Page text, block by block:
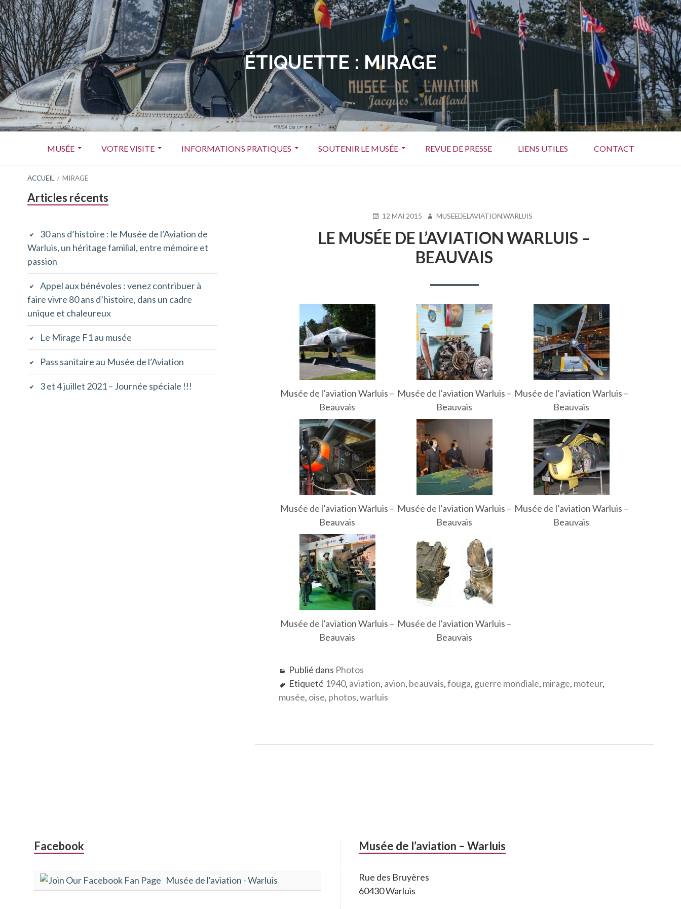
Aller
au
contenu
ÉTIQUETTE : MIRAGE
principal
MUSÉE VOTRE VISITE INFORMATIONS PRATIQUES SOUTENIR LE MUSÉE REVUE DE PRESSE LIENS UTILES CONTACT
FIL
D'ARIANE
ACCUEIL MIRAGE
PUBLIÉ12 MAI 2015 AUTEUR
MUSEEDELAVIATION.WARLUIS
LE MUSÉE DE L’AVIATION WARLUIS –
BEAUVAIS
Musée de l’aviation Warluis –
Beauvais
Musée de l’aviation Warluis –
Beauvais
Musée de l’aviation Warluis –
Beauvais
Musée de l’aviation Warluis –
Beauvais
Musée de l’aviation Warluis –
Beauvais
Musée de l’aviation Warluis –
Beauvais
Musée de l’aviation Warluis –
Beauvais
Musée de l’aviation Warluis –
Beauvais
Publié dans Photos
Etiqueté 1940, aviation, avion, beauvais,fouga, guerre mondiale, mirage, moteur,
musée, oise, photos,warluis
Barre
principale
Articles récents
30 ans d’histoire : le Musée de l’Aviation de
Warluis, un héritage familial, entre mémoire et
passion
Appel aux bénévoles : venez contribuer à
faire vivre 80 ans d’histoire, dans un cadre
unique et chaleureux
Le Mirage F1 au musée
Pass sanitaire au Musée de l’Aviation
3 et 4 juillet 2021 – Journée spéciale !!!
Colonne
subsidiaire
Facebook
Musée de l'aviation - Warluis
Musée de l’aviation – Warluis
Rue des Bruyères
60430 Warluis